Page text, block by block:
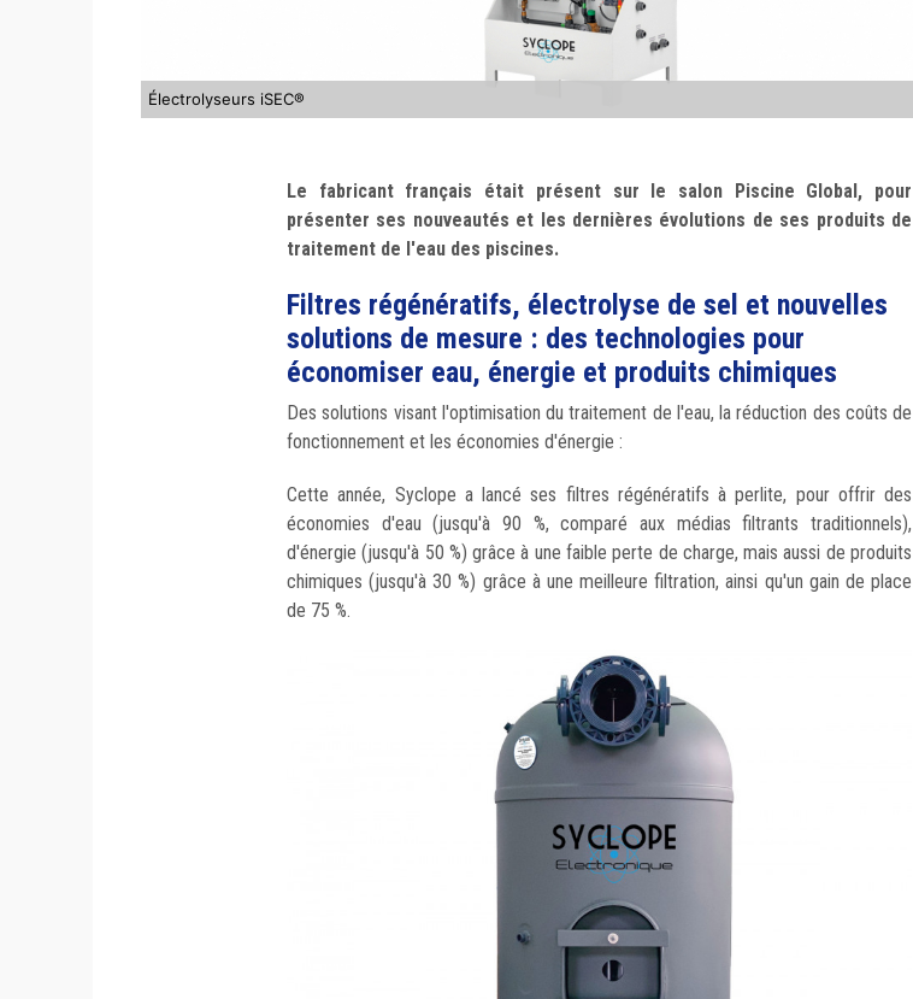
Électrolyseurs iSEC®
Le fabricant français était présent sur le salon Piscine Global, pour
présenter ses nouveautés et les dernières évolutions de ses produits de
traitement de l'eau des piscines.
Filtres régénératifs, électrolyse de sel et nouvelles
solutions de mesure : des technologies pour
économiser eau, énergie et produits chimiques
Des solutions visant l'optimisation du traitement de l'eau, la réduction des coûts de
fonctionnement et les économies d'énergie :
Cette année, Syclope a lancé ses filtres régénératifs à perlite, pour offrir des
économies d'eau (jusqu'à 90 %, comparé aux médias filtrants traditionnels),
d'énergie (jusqu'à 50 %) grâce à une faible perte de charge, mais aussi de produits
chimiques (jusqu'à 30 %) grâce à une meilleure filtration, ainsi qu'un gain de place
de 75 %.